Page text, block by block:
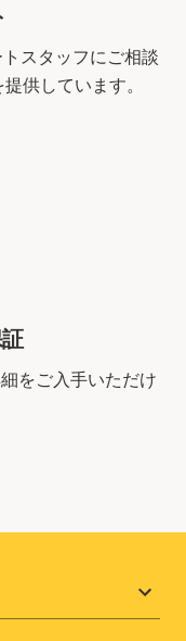
スタッフにご相談
供しています。
をご入手いただけ